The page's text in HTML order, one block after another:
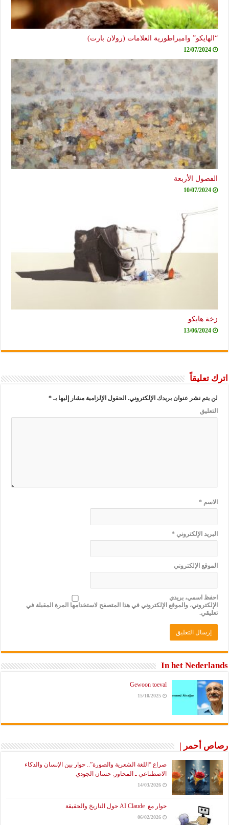
“الهايكو” وامبراطورية العلامات (رولان بارت)
12/07/2024
الفصول الأربعة
10/07/2024
زخة هايكو
13/06/2024
اترك تعليقاً
لن يتم نشر عنوان بريدك الإلكتروني. الحقول الإلزامية مشار إليها بـ*
التعليق
الاسم*
البريد الإلكتروني*
الموقع الإلكتروني
احفظ اسمي، بريدي
الإلكتروني، والموقع الإلكتروني في هذا المتصفح لاستخدامها المرة المقبلة في
تعليقي.
In het Nederlands
Gewoon toeval
15/10/2025
رصاص أحمر |
صراع “اللغة الشعرية والصورة”.. حوار بين الإنسان والذكاء
الاصطناعي ـ المحاور: حسان الجودي
14/03/2026
حوار مع AI Claude حول التاريخ والحقيقة
06/02/2026